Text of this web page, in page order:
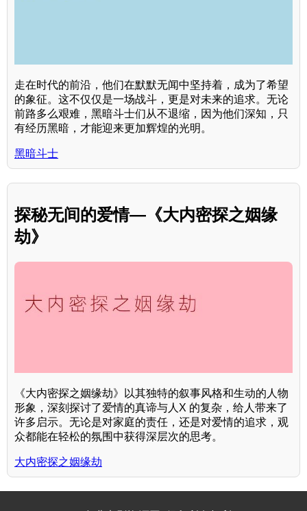
走在时代的前沿，他们在默默无闻中坚持着，成为了希望
的象征。这不仅仅是一场战斗，更是对未来的追求。无论
前路多么艰难，黑暗斗士们从不退缩，因为他们深知，只
有经历黑暗，才能迎来更加辉煌的光明。
黑暗斗士
探秘无间的爱情—《大内密探之姻缘
劫》
《大内密探之姻缘劫》以其独特的叙事风格和生动的人物
形象，深刻探讨了爱情的真谛与人X 的复杂，给人带来了
许多启示。无论是对家庭的责任，还是对爱情的追求，观
众都能在轻松的氛围中获得深层次的思考。
大内密探之姻缘劫